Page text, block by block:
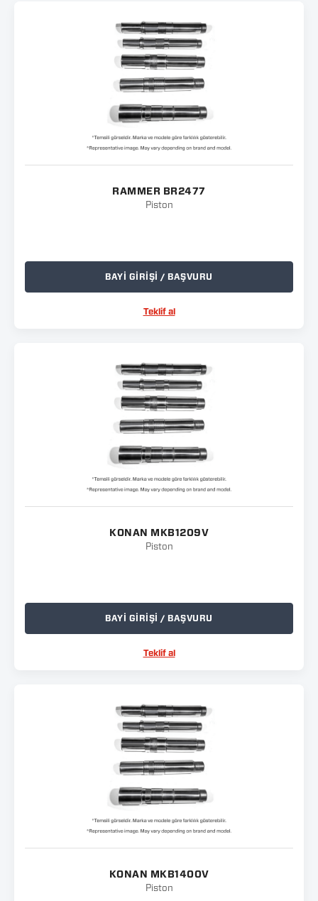
RAMMER BR2477
Piston
BAYİ GİRİŞİ / BAŞVURU
Teklif al
KONAN MKB1209V
Piston
BAYİ GİRİŞİ / BAŞVURU
Teklif al
KONAN MKB1400V
Piston